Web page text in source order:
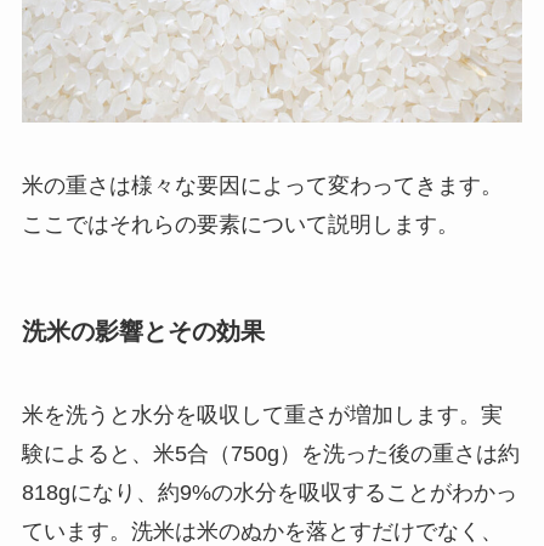
米の重さは様々な要因によって変わってきます。
ここではそれらの要素について説明します。
洗米の影響とその効果
米を洗うと水分を吸収して重さが増加します。実
験によると、米5合（750g）を洗った後の重さは約
818gになり、約9%の水分を吸収することがわかっ
ています。洗米は米のぬかを落とすだけでなく、